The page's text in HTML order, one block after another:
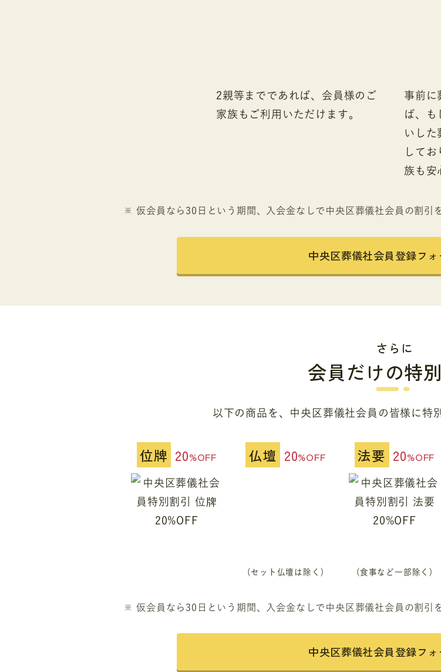
2親等までであれば、会員様のご
家族もご利用いただけます。
事前に
ば、も
いした
して
族も安
仮会員なら30日という期間、入会金なしで中央区葬儀社会員の割引
中央区葬儀社会員登録フ
さらに
会員だけの特
以下の商品を、中央区葬儀社会員の皆様に 特
位牌 20%OFF 仏壇 20%OFF
(セット仏壇は除く)
法要 20%OFF
(食事など一部除く)
仮会員なら30日という期間、入会金なしで中央区葬儀社会員の割引
中央区葬儀社会員登録フ